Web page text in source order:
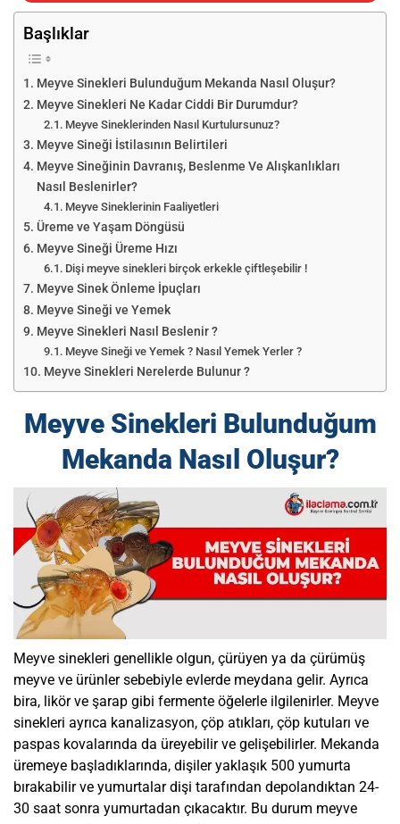
Başlıklar
Meyve Sinekleri Bulunduğum Mekanda Nasıl Oluşur?
Meyve Sinekleri Ne Kadar Ciddi Bir Durumdur?
Meyve Sineklerinden Nasıl Kurtulursunuz?
Meyve Sineği İstilasının Belirtileri
Meyve Sineğinin Davranış, Beslenme Ve Alışkanlıkları
Nasıl Beslenirler?
Meyve Sineklerinin Faaliyetleri
Üreme ve Yaşam Döngüsü
Meyve Sineği Üreme Hızı
Dişi meyve sinekleri birçok erkekle çiftleşebilir !
Meyve Sinek Önleme İpuçları
Meyve Sineği ve Yemek
Meyve Sinekleri Nasıl Beslenir ?
Meyve Sineği ve Yemek ? Nasıl Yemek Yerler ?
Meyve Sinekleri Nerelerde Bulunur ?
Meyve Sinekleri Bulunduğum
Mekanda Nasıl Oluşur?
Meyve sinekleri genellikle olgun, çürüyen ya da çürümüş
meyve ve ürünler sebebiyle evlerde meydana gelir. Ayrıca
bira, likör ve şarap gibi fermente öğelerle ilgilenirler. Meyve
sinekleri ayrıca kanalizasyon, çöp atıkları, çöp kutuları ve
paspas kovalarında da üreyebilir ve gelişebilirler. Mekanda
üremeye başladıklarında, dişiler yaklaşık 500 yumurta
bırakabilir ve yumurtalar dişi tarafından depolandıktan 24-
30 saat sonra yumurtadan çıkacaktır. Bu durum meyve